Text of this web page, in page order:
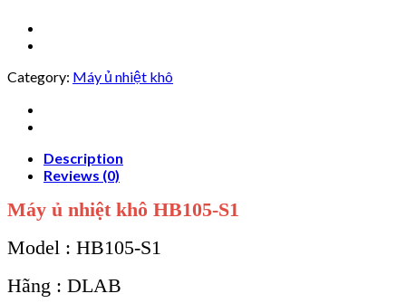
Category: Máy ủ nhiệt khô
Description
Reviews (0)
Máy ủ nhiệt khô HB105-S1
Model : HB105-S1
Hãng : DLAB